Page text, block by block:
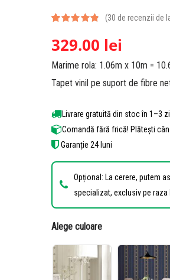
4.87din 5
pe baza ade
evaluări de
(30 de recenzii de
329.00 lei
Marime rola: 1.06m x 10m =
Tapet vinil pe suport de fibre
Livrare gratuită din stoc în 1–3
Comandă fără frică! Plătești
Garanție 24 luni
Opțional: La cerere, putem
specializat, exclusiv pe raza
Alege culoare